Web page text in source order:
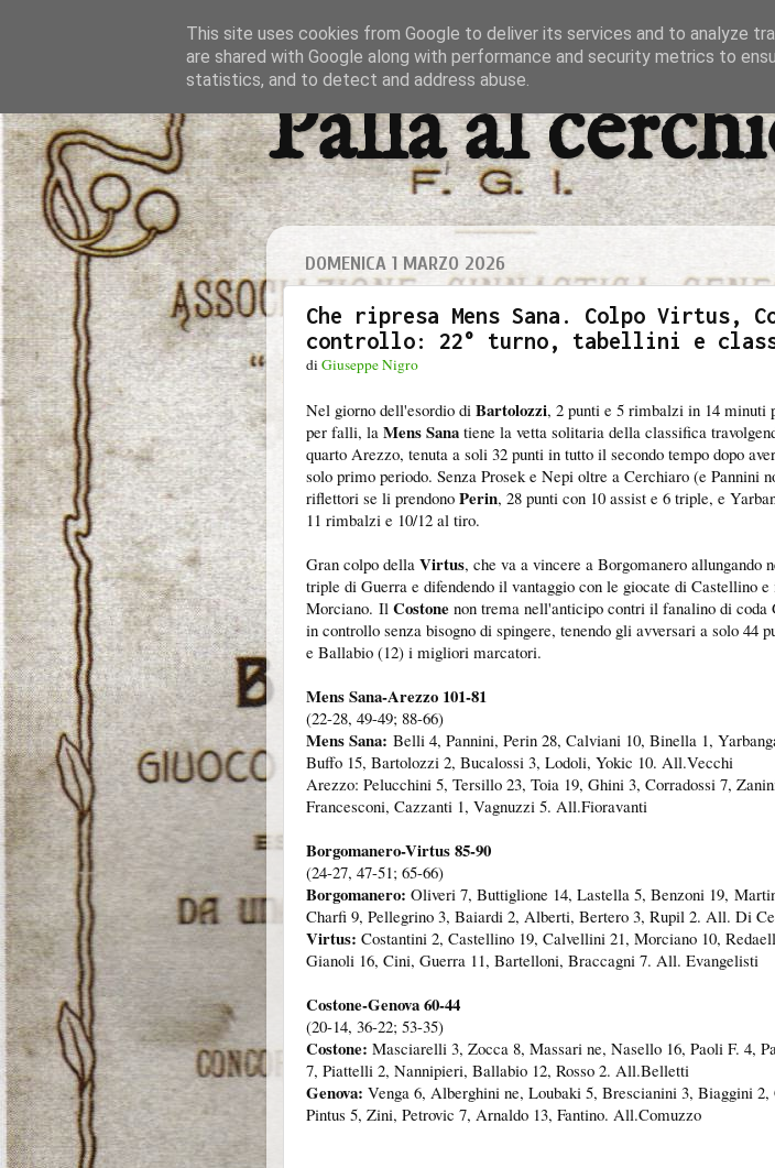
Palla al
DOMENICA 1 MARZO 2026
Che ripresa Mens Sana. Colpo Virtus,
controllo: 22° turno, tabellini e
diGiuseppe Nigro
Nel giorno dell'esordio di Bartolozzi, 2 punti e 5 rimbalzi in 14 minuti
per falli, la Mens Sana tiene la vetta solitaria della classifica
quarto Arezzo, tenuta a soli 32 punti in tutto il secondo tempo dopo
solo primo periodo. Senza Prosek e Nepi oltre a Cerchiaro (e Pannini
riflettori se li prendono Perin, 28 punti con 10 assist e 6 triple, e
11 rimbalzi e 10/12 al tiro.
Gran colpo della Virtus, che va a vincere a Borgomanero allungando
triple di Guerra e difendendo il vantaggio con le giocate di Castellino
Morciano. Il Costone non trema nell'anticipo contri il fanalino di coda
in controllo senza bisogno di spingere, tenendo gli avversari a solo 44
e Ballabio (12) i migliori marcatori.
Mens Sana-Arezzo 101-81
(22-28, 49-49; 88-66)
Mens Sana: Belli 4, Pannini, Perin 28, Calviani 10, Binella 1,
Buffo 15, Bartolozzi 2, Bucalossi 3, Lodoli, Yokic 10. All.Vecchi
Arezzo: Pelucchini 5, Tersillo 23, Toia 19, Ghini 3, Corradossi 7,
Francesconi, Cazzanti 1, Vagnuzzi 5. All.Fioravanti
Borgomanero-Virtus 85-90
(24-27, 47-51; 65-66)
Borgomanero: Oliveri 7, Buttiglione 14, Lastella 5, Benzoni 19,
Charfi 9, Pellegrino 3, Baiardi 2, Alberti, Bertero 3, Rupil 2. All. Di
Virtus: Costantini 2, Castellino 19, Calvellini 21, Morciano 10,
Gianoli 16, Cini, Guerra 11, Bartelloni, Braccagni 7. All. Evangelisti
Costone-Genova 60-44
(20-14, 36-22; 53-35)
Costone: Masciarelli 3, Zocca 8, Massari ne, Nasello 16, Paoli F. 4,
7, Piattelli 2, Nannipieri, Ballabio 12, Rosso 2. All.Belletti
Genova: Venga 6, Alberghini ne, Loubaki 5, Brescianini 3, Biaggini 2,
Pintus 5, Zini, Petrovic 7, Arnaldo 13, Fantino. All.Comuzzo
This site uses cookies from Google to deliver its services and to analyze
are shared with Google along with performance and security metrics to
statistics, and to detect and address abuse.